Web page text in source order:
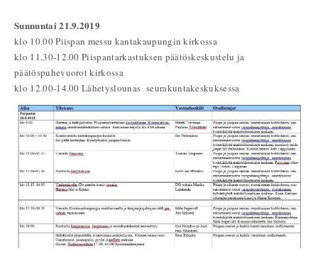
Sunnuntai 21.9.2019
klo 10.00Piispan messu kantakaupungin kirkossa
klo 11.30-12.00 Piispantarkastuksen päätöskeskustelu ja
päätöspuhevuorot kirkossa
klo 12.00-14.00 Lähetyslounas seurakuntakeskuksessa